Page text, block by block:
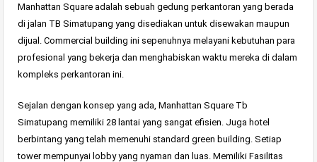
Manhattan Square adalah sebuah gedung perkantoran yang berada
di jalan TB Simatupang yang disediakan untuk disewakan maupun
dijual. Commercial building ini sepenuhnya melayani kebutuhan para
profesional yang bekerja dan menghabiskan waktu mereka di dalam
kompleks perkantoran ini.
Sejalan dengan konsep yang ada, Manhattan Square Tb
Simatupang memiliki 28 lantai yang sangat efisien. Juga hotel
berbintang yang telah memenuhi standard green building. Setiap
tower mempunyai lobby yang nyaman dan luas. Memiliki Fasilitas